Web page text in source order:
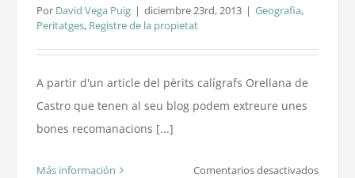
Por David Vega Puig | diciembre 23rd, 2013 | Geografia,
Peritatges, Registre de la propietat
A partir d'un article del pèrits calígrafs Orellana de
Castro que tenen al seu blog podem extreure unes
bones recomanacions [...]
Más información Comentarios desactivadosen